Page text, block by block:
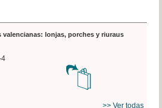
lonjas, porches y riuraus
4
>> Ver todas